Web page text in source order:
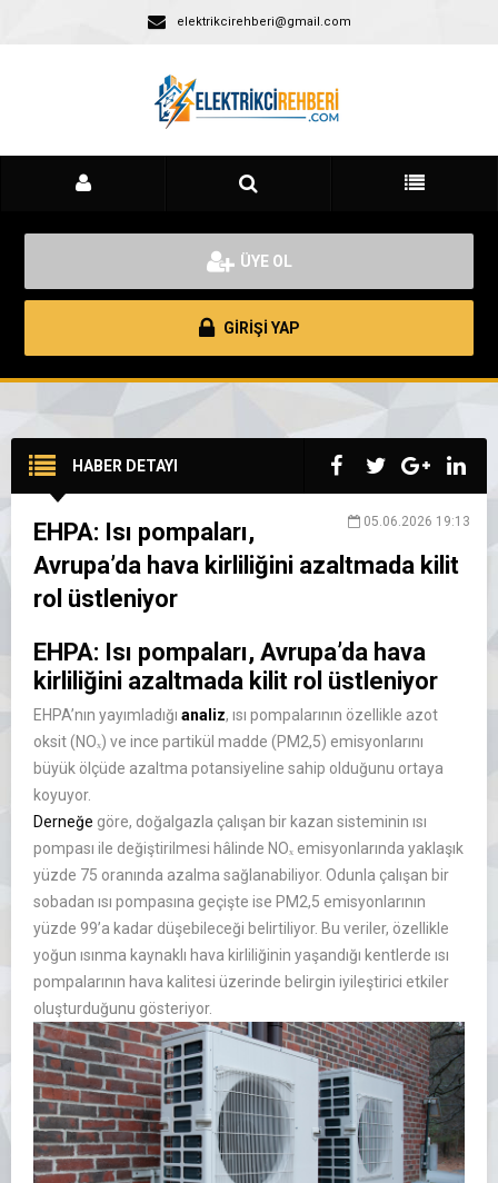
elektrikcirehberi@gmail.com
ÜYE OL
GİRİŞİ YAP
HABER DETAYI
05.06.2026 19:13
EHPA: Isı pompaları,
Avrupa’da hava kirliliğini azaltmada kilit
rol üstleniyor
EHPA: Isı pompaları, Avrupa’da hava
kirliliğini azaltmada kilit rol üstleniyor
EHPA’nın yayımladığı analiz, ısı pompalarının özellikle azot
oksit (NOₓ) ve ince partikül madde (PM2,5) emisyonlarını
büyük ölçüde azaltma potansiyeline sahip olduğunu ortaya
koyuyor.
Derneğe göre, doğalgazla çalışan bir kazan sisteminin ısı
pompası ile değiştirilmesi hâlinde NOₓ emisyonlarında yaklaşık
yüzde 75 oranında azalma sağlanabiliyor. Odunla çalışan bir
sobadan ısı pompasına geçişte ise PM2,5 emisyonlarının
yüzde 99’a kadar düşebileceği belirtiliyor. Bu veriler, özellikle
yoğun ısınma kaynaklı hava kirliliğinin yaşandığı kentlerde ısı
pompalarının hava kalitesi üzerinde belirgin iyileştirici etkiler
oluşturduğunu gösteriyor.